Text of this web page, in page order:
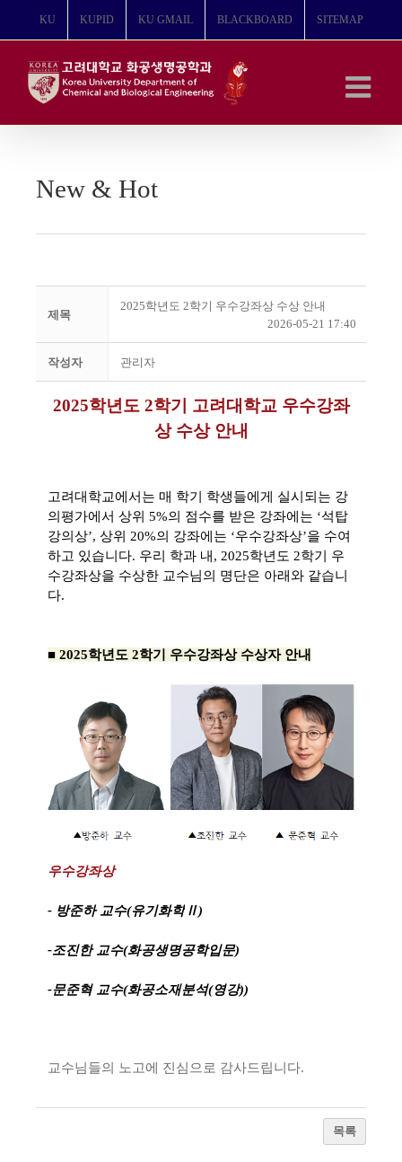
뛰
KU KUPID KU GMAIL BLACKBOARD SITEMAP
New & Hot
제목
2025학년도 2학기 우수강좌상 수상 안내
2026-05-21 17:40
작성자 관리자
2025학년도 2학기 고려대학교 우수강좌
상 수상 안내
고려대학교에서는 매 학기 학생들에게 실시되는 강
의평가에서 상위 5%의 점수를 받은 강좌에는 ‘석탑
강의상’, 상위 20%의 강좌에는 ‘우수강좌상’을 수여
하고 있습니다. 우리 학과 내, 2025학년도 2학기 우
수강좌상을 수상한 교수님의 명단은 아래와 같습니
다.
■ 2025학년도 2학기 우수강좌상 수상자 안내
우수강좌상
- 방준하 교수(유기화학 Ⅱ)
-조진한 교수(화공생명공학입문)
-문준혁 교수(화공소재분석(영강))
교수님들의 노고에 진심으로 감사드립니다.
목록